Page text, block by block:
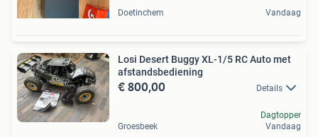
Doetinchem Vandaag
Losi Desert Buggy XL-1/5 RC Auto met
afstandsbediening
€ 800,00 Details
Groesbeek
Dagtopper
Vandaag